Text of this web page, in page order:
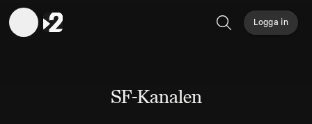
Sök
Logga in
SF-Kanalen